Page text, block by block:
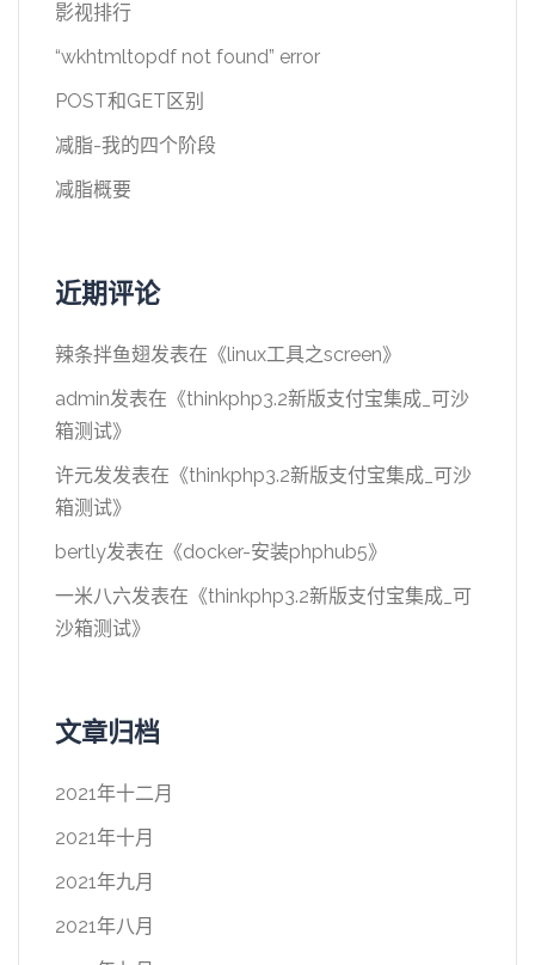
影视排行
“wkhtmltopdf not found” error
POST和GET区别
减脂-我的四个阶段
减脂概要
近期评论
辣条拌鱼翅发表在《linux工具之screen》
admin发表在《thinkphp3.2新版支付宝集成_可沙
箱测试》
许元发发表在《thinkphp3.2新版支付宝集成_可沙
箱测试》
bertly发表在《docker-安装phphub5》
一米八六发表在《thinkphp3.2新版支付宝集成_可
沙箱测试》
文章归档
2021年十二月
2021年十月
2021年九月
2021年八月